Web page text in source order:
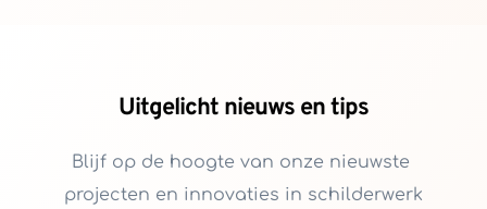
Uitgelicht nieuws en tips
Blijf op de hoogte van onze nieuwste
projecten en innovaties in schilderwerk